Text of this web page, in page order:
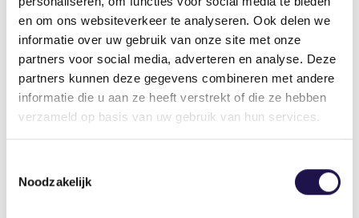
en om ons websiteverkeer te analyseren. Ook delen we
informatie over uw gebruik van onze site met onze
partners voor social media, adverteren en analyse. Deze
partners kunnen deze gegevens combineren met andere
informatie die u aan ze heeft verstrekt of die ze hebben
verzameld op basis van uw gebruik van hun services.
Noodzakelijk
Deel dit artikel